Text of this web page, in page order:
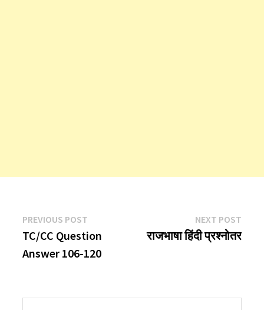
Post
navigation
PREVIOUS POST
post:
TC/CC Question
Answer 106-120
NEXT POSTNext
post:
राजभाषा हिंदी प्रश्नोतर